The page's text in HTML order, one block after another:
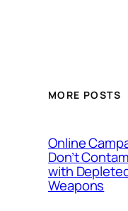
MORE POSTS
Online
Don’t
with
Weapons